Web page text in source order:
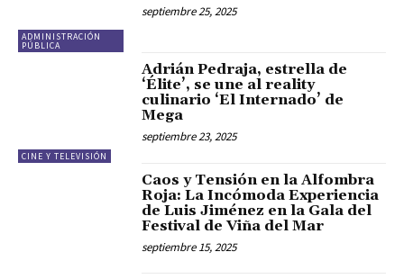
ADMINISTRACIÓN
PÚBLICA
septiembre 25, 2025
CINE Y TELEVISIÓN
Adrián Pedraja, estrella de
‘Élite’, se une al reality
culinario ‘El Internado’ de
Mega
septiembre 23, 2025
Caos y Tensión en la Alfombra
Roja: La Incómoda Experiencia
de Luis Jiménez en la Gala del
Festival de Viña del Mar
septiembre 15, 2025